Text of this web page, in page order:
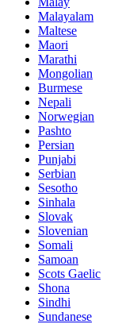
Malayalam
Maltese
Maori
Marathi
Mongolian
Burmese
Nepali
Norwegian
Pashto
Persian
Punjabi
Serbian
Sesotho
Sinhala
Slovak
Slovenian
Somali
Samoan
Scots Gaelic
Shona
Sindhi
Sundanese